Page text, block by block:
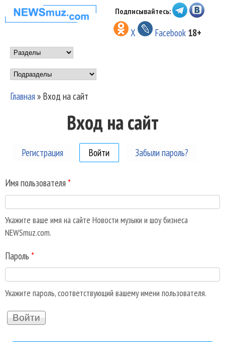
Перейти к основному
содержанию
НОВОСТИ
МУЗЫКИ И
ШОУ БИЗНЕСА
NEWSMUZ.COM
Подписывайтесь:
X Facebook 18+
Main menu
Подразделы
Вы здесь
Главная» Вход на сайт
Вход на сайт
Регистрация Войти (активная вкладка)
Забыли пароль?
Имя пользователя *
Укажите ваше имя на сайте Новости музыки и шоу бизнеса
NEWSmuz.com.
Пароль *
Укажите пароль, соответствующий вашему имени пользователя.